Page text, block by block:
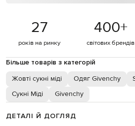
27
років на ринку
400+
світових брендів
Більше товарів з категорій
Жовті сукні міді Одяг Givenchy
Сукні Міді
Givenchy
ДЕТАЛІ Й ДОГЛЯД